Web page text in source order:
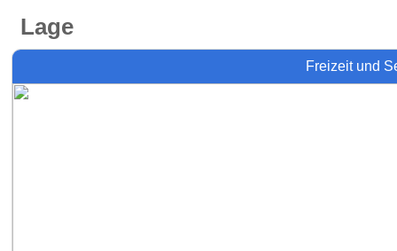
Lage
Freizeit und